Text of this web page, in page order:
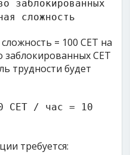
заблокированных
сложность
= 100 CET на
заблокированных CET
трудности будет
CET / час = 10
требуется: